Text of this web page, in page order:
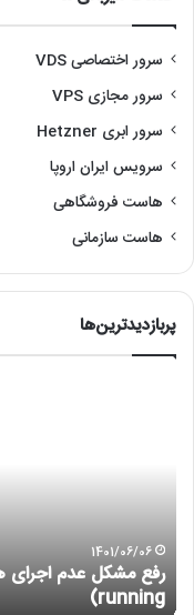
سرور اختصاصی VDS
سرور مجازی VPS
سرور ابری Hetzner
سرویس ایران اروپا
هاست فروشگاهی
هاست سازمانی
پربازدیدترین‌ها
not
running)
1401/06/06
running)